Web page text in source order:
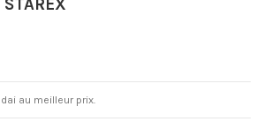
au meilleur prix.